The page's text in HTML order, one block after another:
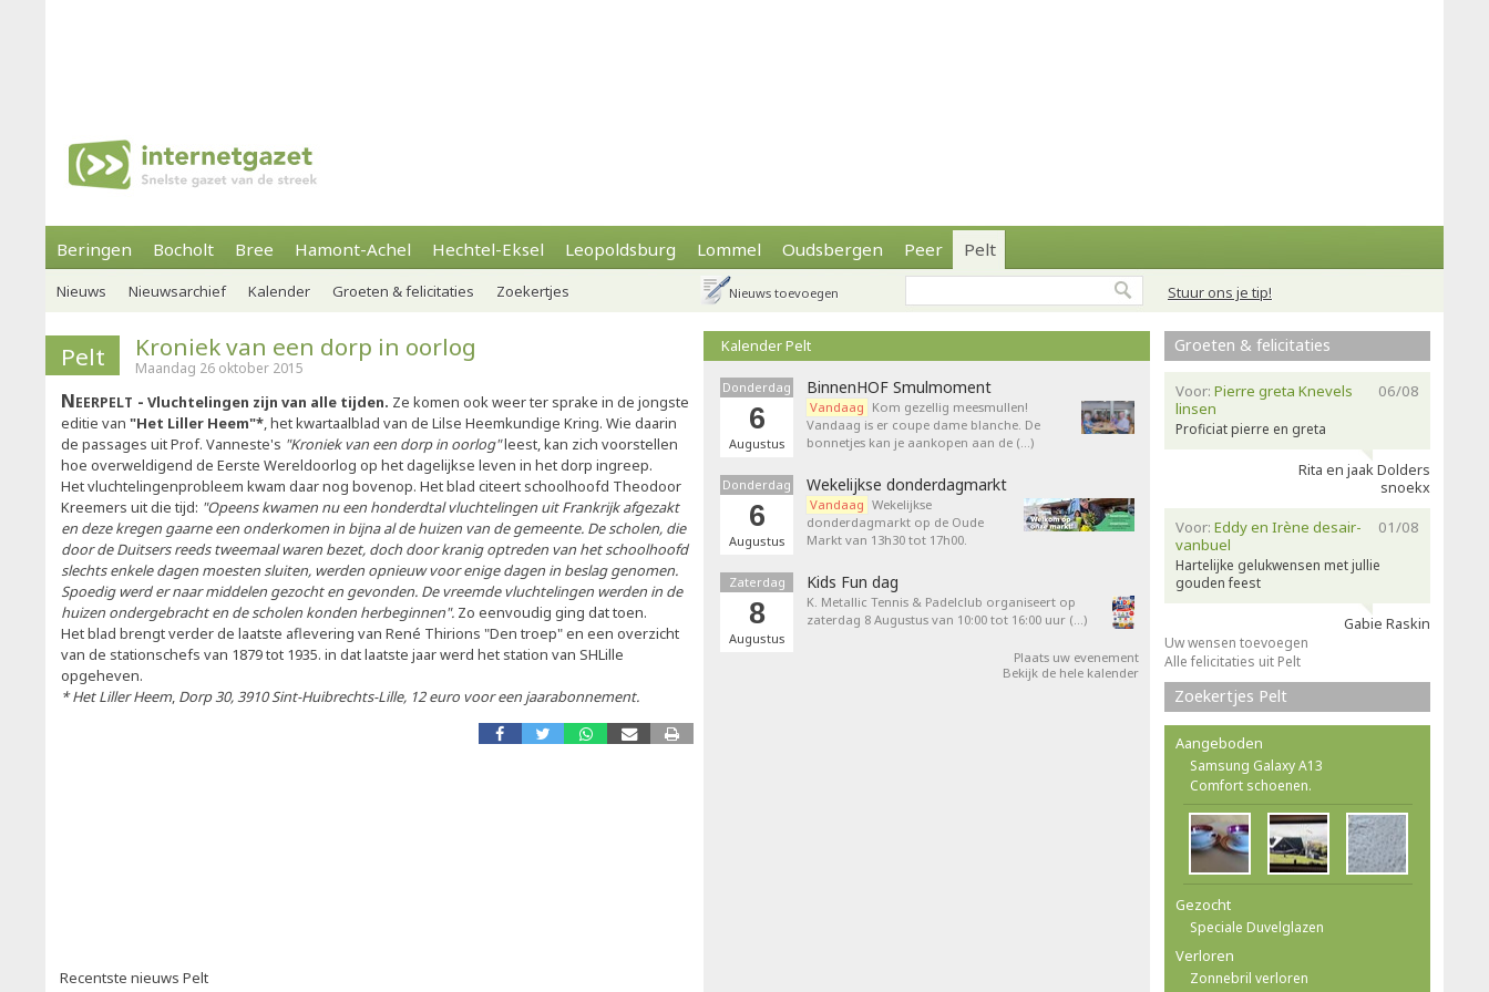
Beringen Bocholt Bree Hamont-Achel Hechtel-Eksel Leopoldsburg Lommel Oudsbergen Peer Pelt
Stuur ons je tip!
Nieuws Nieuwsarchief Kalender Groeten & felicitaties Zoekertjes Nieuws toevoegen
Pelt Kroniek van een dorp in oorlog
Maandag 26 oktober 2015
Neerpelt Vluchtelingen zijn van alle tijden. Ze komen ook weer ter sprake in de jongste
editie van "Het Liller Heem"*, het kwartaalblad van de Lilse Heemkundige Kring. Wie daarin
de passages uit Prof. Vanneste's "Kroniek van een dorp in oorlog"leest, kan zich voorstellen
hoe overweldigend de Eerste Wereldoorlog op het dagelijkse leven in het dorp ingreep.
Het vluchtelingenprobleem kwam daar nog bovenop. Het blad citeert schoolhoofd Theodoor
Kreemers uit die tijd: "Opeens kwamen nu een honderdtal vluchtelingen uit Frankrijk afgezakt
en deze kregen gaarne een onderkomen in bijna al de huizen van de gemeente. De scholen, die
door de Duitsers reeds tweemaal waren bezet, doch door kranig optreden van het schoolhoofd
slechts enkele dagen moesten sluiten, werden opnieuw voor enige dagen in beslag genomen.
Spoedig werd er naar middelen gezocht en gevonden. De vreemde vluchtelingen werden in de
huizen ondergebracht en de scholen konden herbeginnen". Zo eenvoudig ging dat toen.
Het blad brengt verder de laatste aflevering van René Thirions "Den troep" en een overzicht
van de stationschefs van 1879 tot 1935. in dat laatste jaar werd het station van SHLille
opgeheven.
* Het Liller Heem, Dorp 30, 3910 Sint-Huibrechts-Lille, 12 euro voor een jaarabonnement.
Recentste nieuws Pelt
Kalender Pelt
Donderdag
6
Augustus
BinnenHOF Smulmoment
Vandaag Kom gezellig meesmullen!
Vandaag is er coupe dame blanche. De
bonnetjes kan je aankopen aan de (…)
Donderdag
6
Augustus
Wekelijkse donderdagmarkt
Vandaag Wekelijkse
donderdagmarkt op de Oude
Markt van 13h30 tot 17h00.
Zaterdag
8
Augustus
Kids Fun dag
K. Metallic Tennis & Padelclub organiseert op
zaterdag 8 Augustus van 10:00 tot 16:00 uur (…)
Plaats uw evenement
Bekijk de hele kalender
Groeten & felicitaties
06/08
Voor: Pierre greta Knevels
linsen
Proficiat pierre en greta
Rita en jaak Dolders
snoekx
01/08
Voor: Eddy en Irène desair-
vanbuel
Hartelijke gelukwensen met jullie
gouden feest
Gabie Raskin
Uw wensen toevoegen
Alle felicitaties uit Pelt
Zoekertjes Pelt
Aangeboden
Samsung Galaxy A13
Comfort schoenen.
Gezocht
Speciale Duvelglazen
Verloren
Zonnebril verloren